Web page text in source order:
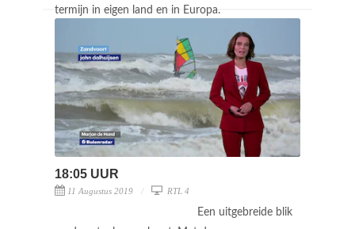
termijn in eigen land en in Europa.
18:05 UUR
11 Augustus 2019 RTL 4
Een uitgebreide blik